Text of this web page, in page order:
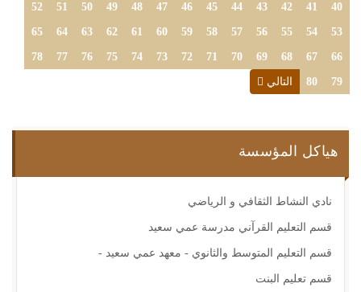
40
41
42
43
44
45
46
47
48
49
50
51
52
53
54
55
56
57
58
59
60
61
62
63
64
65
66
67
68
69
70
71
72
73
74
75
76
77
78
79
80 التالي
هياكل المؤسسة
نادي النشاط الثقافي و الرياضي
قسم التعليم القرآني مدرسة عمي سعيد
قسم التعليم المتوسط والثانوي - معهد عمي سعيد -
قسم تعليم البنت